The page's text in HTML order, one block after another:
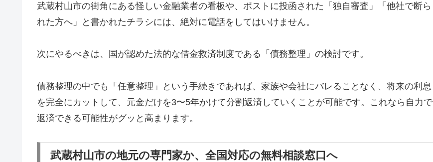
武蔵村山市の街角にある怪しい金融業者の看板や、ポストに投函された「独自審査」「他社で断ら
れた方へ」と書かれたチラシには、絶対に電話をしてはいけません。
次にやるべきは、国が認めた法的な借金救済制度である「債務整理」の検討です。
債務整理の中でも「任意整理」という手続きであれば、家族や会社にバレることなく、将来の利息
を完全にカットして、元金だけを3〜5年かけて分割返済していくことが可能です。これなら自力で
返済できる可能性がグッと高まります。
武蔵村山市の地元の専門家か、全国対応の無料相談窓口へ